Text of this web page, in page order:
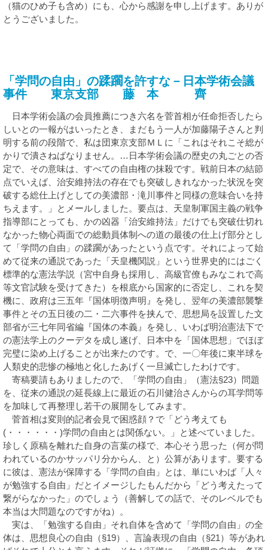
（猫のひめ子も含め）にも、心から感謝を申し上げます。ありが
とうございました。
「学問の自由」の蹂躙を許すな－日本学術会議
事件 東京支部 藤 本 齊
日本学術会議の会員推薦につき六名を菅首相が任命拒否したら
しいとの一報がはいったとき、まだもう一人が加藤陽子さんと判
明する前の段階で、私は団東京支部ＭＬに「これはそれこそ総が
かりで潰さねばなりません。…日本学術会議の歴史の丸ごとの否
定で、その意味は、すべての自由権の抹殺です。戦前日本の結節
点でいえば、治安維持法の存在でも突破しきれなかった状況を突
破する総仕上げとしての美濃部・滝川事件と同様の意味合いを持
ちえます。」とメールしました。要点は、天皇制軍国主義の戦争
指導部にとっても、かの凶器「治安維持法」だけでも突破仕切れ
なかった物心両面での総動員体制への道の最後の仕上げ部分とし
て「学問の自由」の蹂躙があったという点です。それによって始
めて従来の通説であった「天皇機関説」という世界史的にはごく
標準的な憲法学説（宮中自身も採用し、高級官僚もみなこれで高
等文官試験を受けてきた）を根底から国家的に否定し、これを契
機に、政府は三五年『国体明徴声明』を発し、翌年の美濃部襲撃
事件とその五日後の二・二六事件を挟んで、思想局を設置した文
部省が三七年同省編『国体の本義』を発し、いわば明治憲法下で
の憲法学上のクーデタを成し遂げ、日本中を「国体思想」でほぼ
完璧に染め上げることが出来たのです。で、一〇年後に東半球を
人類史的悲惨の極地と化したあげく一旦滅亡したわけです。
寄稿要請もありましたので、「学問の自由」（憲法§23）問題
を、従来の通説の延長線上に最近の石川健治さんからの耳学問等
を加味して再整理し若干の展開をしてみます。
菅首相は変則的記者会見で困惑顔？で「どう考えても
(・・・・・・)学問の自由とは関係ない。」と述べていました。
珍しく原稿を離れた自身の言葉の様で、本心そう思った（何が問
われているのかサッパリ分からん、と）公算があります。要する
に彼は、憲法が保障する「学問の自由」とは、単にいわば「人々
が勉強する自由」だとイメージしたもんだから「どう考えたって
繋がらなかった」のでしょう（善解しての話で、そのレベルでも
本当は大問題なのですがね）。
実は、「勉強する自由」それ自体を含めて「学問の自由」の全
体は、思想良心の自由（§19）、言論表現の自由（§21）等があれ